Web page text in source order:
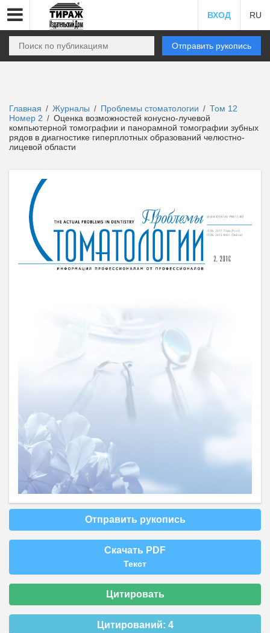
ВХОД RU
Отправить рукопись
Главная / Журналы / Проблемы стоматологии / Том 12
Номер 2 / Оценка возможностей конусно-лучевой
компьютерной томографии и панорамной томографии зубных
рядов в диагностике гиперплотных образований челюстно-
лицевой области
Отправить рукопись
Скачать PDF
Текст
Цитировать
Цитирований: 4